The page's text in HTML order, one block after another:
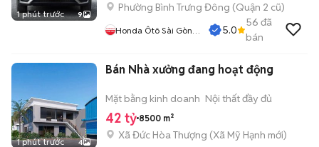
1 phút trước 9
Phường Bình Trưng Đông (Quận 2 cũ)
Honda Ôtô Sài Gòn
5.0
56 đã
bán
1 phút trước 4
Bán Nhà xưởng đang hoạt động
Mặt bằng kinh doanh Nội thất đầy đủ
42 tỷ 8500 m²
Xã Đức Hòa Thượng (Xã Mỹ Hạnh mới)